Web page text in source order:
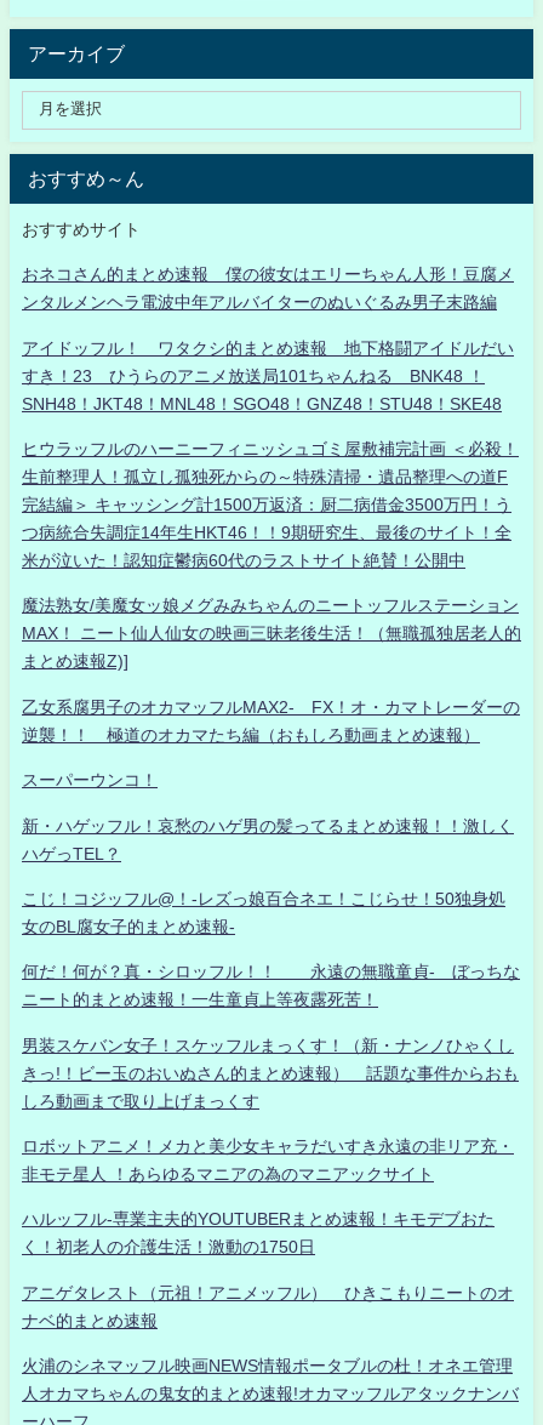
アーカイブ
おすすめ～ん
おすすめサイト
おネコさん的まとめ速報 僕の彼女はエリーちゃん人形！豆腐メ
ンタルメンヘラ電波中年アルバイターのぬいぐるみ男子末路編
アイドッフル！ ワタクシ的まとめ速報 地下格闘アイドルだい
すき！23 ひうらのアニメ放送局101ちゃんねる BNK48 ！
SNH48！JKT48！MNL48！SGO48！GNZ48！STU48！SKE48
ヒウラッフルのハーニーフィニッシュゴミ屋敷補完計画 ＜必殺！
生前整理人！孤立し孤独死からの～特殊清掃・遺品整理への道F
完結編＞ キャッシング計1500万返済：厨二病借金3500万円！う
つ病統合失調症14年生HKT46！！9期研究生、最後のサイト！全
米が泣いた！認知症鬱病60代のラストサイト絶賛！公開中
魔法熟女/美魔女ッ娘メグみみちゃんのニートッフルステーション
MAX！ ニート仙人仙女の映画三昧老後生活！（無職孤独居老人的
まとめ速報Z)]
乙女系腐男子のオカマッフルMAX2- FX！オ・カマトレーダーの
逆襲！！ 極道のオカマたち編（おもしろ動画まとめ速報）
スーパーウンコ！
新・ハゲッフル！哀愁のハゲ男の髪ってるまとめ速報！！激しく
ハゲっTEL？
こじ！コジッフル@！-レズっ娘百合ネエ！こじらせ！50独身処
女のBL腐女子的まとめ速報-
何だ！何が？真・シロッフル！！ 永遠の無職童貞- ぼっちな
ニート的まとめ速報！一生童貞上等夜露死苦！
男装スケバン女子！スケッフルまっくす！（新・ナンノひゃくし
きっ!！ビー玉のおいぬさん的まとめ速報） 話題な事件からおも
しろ動画まで取り上げまっくす
ロボットアニメ！メカと美少女キャラだいすき永遠の非リア充・
非モテ星人 ！あらゆるマニアの為のマニアックサイト
ハルッフル-専業主夫的YOUTUBERまとめ速報！キモデブおた
く！初老人の介護生活！激動の1750日
アニゲタレスト（元祖！アニメッフル） ひきこもりニートのオ
ナベ的まとめ速報
火浦のシネマッフル映画NEWS情報ポータブルの杜！オネエ管理
人オカマちゃんの鬼女的まとめ速報!オカマッフルアタックナンバ